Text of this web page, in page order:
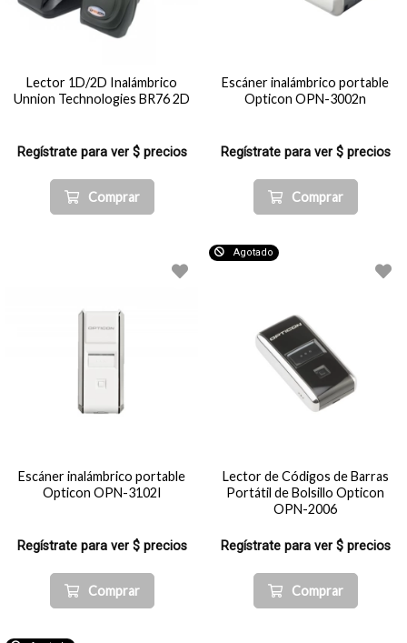
Lector 1D/2D Inalámbrico
Unnion Technologies BR76 2D
Regístrate para ver $ precios
Comprar
Escáner inalámbrico portable
Opticon OPN-3002n
Regístrate para ver $ precios
Comprar
Escáner inalámbrico portable
Opticon OPN-3102I
Regístrate para ver $ precios
Comprar
Agotado
Lector de Códigos de Barras
Portátil de Bolsillo Opticon
OPN-2006
Regístrate para ver $ precios
Comprar